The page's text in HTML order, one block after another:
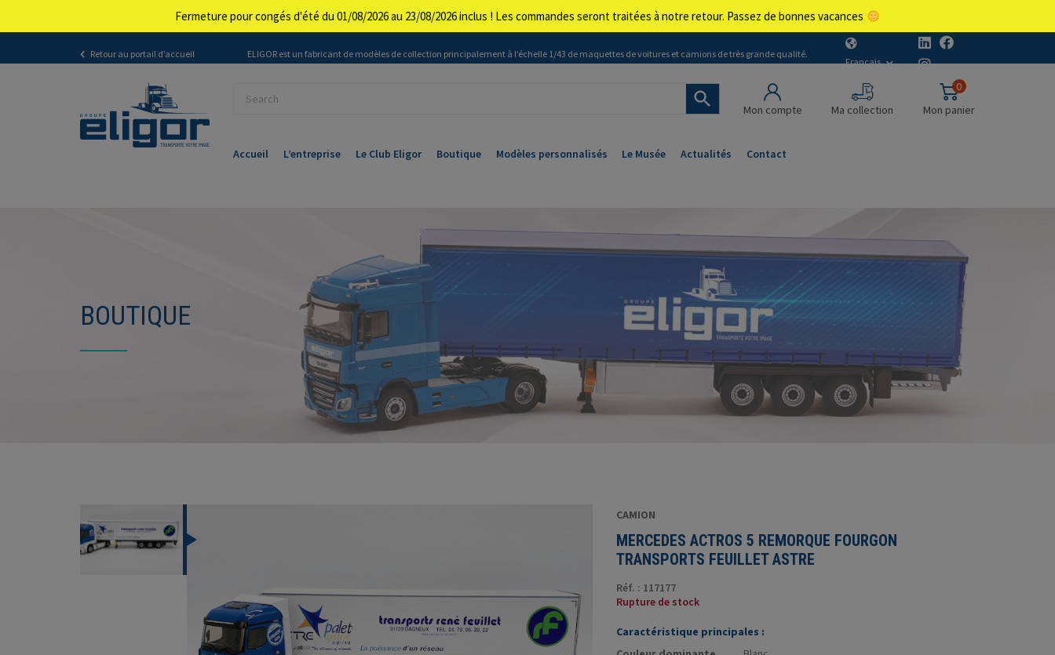
Retour au portail d’accueil ELIGOR est un fabricant de modèles de collection principalement à l’échelle 1/43 de maquettes de voitures et camions de très grande qualité.
Français
Mon compte Ma collection
0
Mon panier
Accueil L’entreprise Le Club Eligor Boutique Modèles personnalisés Le Musée Actualités Contact
BOUTIQUE
CAMION
MERCEDES ACTROS 5 REMORQUE FOURGON
TRANSPORTS FEUILLET ASTRE
Réf. : 117177
Rupture de stock
Caractéristique principales :
Fermeture pour congés d'été du 01/08/2026 au 23/08/2026 inclus ! Les commandes seront traitées à notre retour. Passez de bonnes vacances